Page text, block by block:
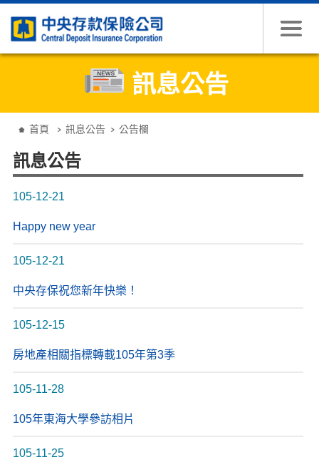
訊息公告
首頁 訊息公告 公告欄
訊息公告
105-12-21
Happy new year
105-12-21
中央存保祝您新年快樂！
105-12-15
房地產相關指標轉載105年第3季
105-11-28
105年東海大學參訪相片
105-11-25